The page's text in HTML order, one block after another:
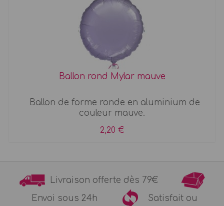
Ballon rond Mylar mauve
Ballon de forme ronde en aluminium de
couleur mauve.
2,20 €
Livraison offerte dès 79€
Envoi sous 24h
Satisfait ou